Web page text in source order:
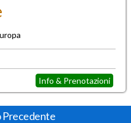
Info & Prenotazioni
Precedente